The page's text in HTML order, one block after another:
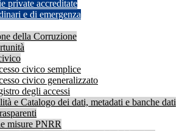
private accreditate
e di emergenza
della Corruzione
civico semplice
civico generalizzato
degli accessi
e Catalogo dei dati, metadati e banche dati
misure PNRR